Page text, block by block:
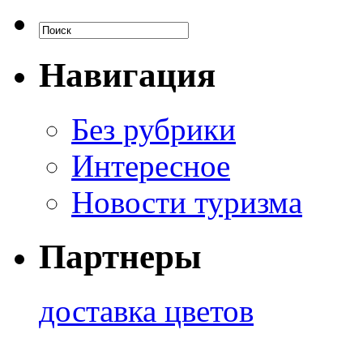
Навигация
Без рубрики
Интересное
Новости туризма
Партнеры
доставка цветов